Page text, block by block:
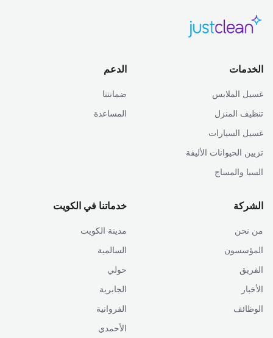
الخدمات
غسيل الملابس
تنظيف المنزل
غسيل السيارات
تزيين الحيوانات الأليفة
السبا والمساج
الدعم
ضمانتنا
المساعدة
الشركة
من نحن
المؤسسون
الفريق
الأخبار
الوظائف
خدماتنا في الكويت
مدينة الكويت
السالمية
حولي
الجابرية
الفروانية
الأحمدي